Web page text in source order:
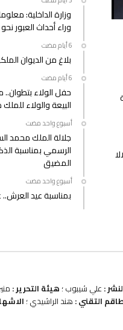
وزارة الداخلية:
وراء أحداث العبور
بلاغ من الديوان
حفل الولاء
البيعة والولاء
‫‫‫‏‫أسبوع واحد مضت‬
جلالة الملك محمد
المضيق
‫‫‫‏‫أسبوع واحد مضت‬
بمناسبة عيد العرش..
: علي شيبوب ؛ هيئة التحرير :
التقني : هند الراشيدي ؛